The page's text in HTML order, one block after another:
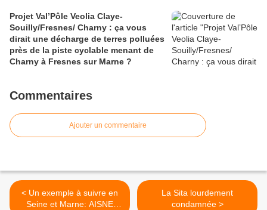
Projet Val’Pôle Veolia Claye-
Souilly/Fresnes/ Charny : ça vous
dirait une décharge de terres polluées
près de la piste cyclable menant de
Charny à Fresnes sur Marne ?
Commentaires
Ajouter un commentaire
< Un exemple à suivre en
Seine et Marne: AISNE
La Sita lourdement
condamnée >